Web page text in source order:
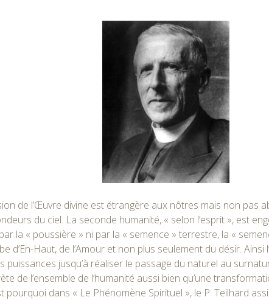
de l’Œuvre divine est étrangère aux nôtres mais non pas
du ciel. La seconde humanité, « selon l’esprit », est
la « poussière » ni par la « semence » terrestre, la «
d’En-Haut, de l’Amour et non plus seulement du désir. Ainsi
puissances jusqu’à réaliser le passage du naturel au
de l’ensemble de l’humanité aussi bien qu’une
pourquoi dans « Le Phénomène Spirituel », le P. Teilhard